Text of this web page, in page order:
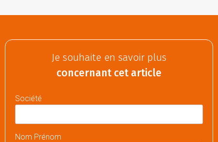
Je souhaite en savoir plus
concernant cet article
Société
Nom Prénom